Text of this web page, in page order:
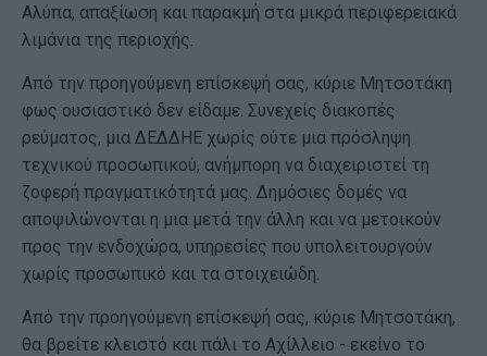
Αλύπα, απαξίωση και παρακμή στα μικρά περιφερειακά
λιμάνια της περιοχής.
Από την προηγούμενη επίσκεψή σας, κύριε Μητσοτάκη
φως ουσιαστικό δεν είδαμε. Συνεχείς διακοπές
ρεύματος, μια ΔΕΔΔΗΕ χωρίς ούτε μια πρόσληψη
τεχνικού προσωπικού, ανήμπορη να διαχειριστεί τη
ζοφερή πραγματικότητά μας. Δημόσιες δομές να
αποψιλώνονται η μια μετά την άλλη και να μετοικούν
προς την ενδοχώρα, υπηρεσίες που υπολειτουργούν
χωρίς προσωπικό και τα στοιχειώδη.
Από την προηγούμενη επίσκεψή σας, κύριε Μητσοτάκη,
θα βρείτε κλειστό και πάλι το Αχίλλειο - εκείνο το